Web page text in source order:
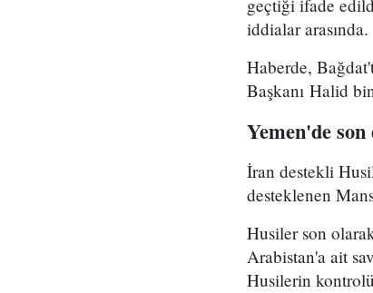
geçtiği ifade
iddialar arasında.
Haberde,
Başkanı Halid
Yemen'de
İran destekli
desteklenen
Husiler son
Arabistan'a ait
Husilerin